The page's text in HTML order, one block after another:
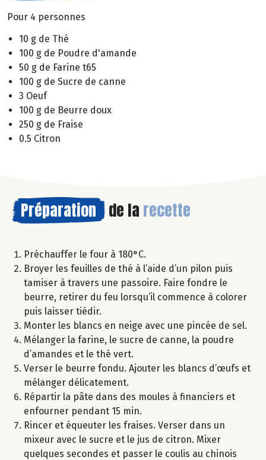
Pour 4 personnes
10 g de Thé
100 g de Poudre d'amande
50 g de Farine t65
100 g de Sucre de canne
3 Oeuf
100 g de Beurre doux
250 g de Fraise
0.5 Citron
Préparation de la recette
Préchauffer le four à 180°C.
Broyer les feuilles de thé à l’aide d’un pilon puis
tamiser à travers une passoire. Faire fondre le
beurre, retirer du feu lorsqu’il commence à colorer
puis laisser tiédir.
Monter les blancs en neige avec une pincée de sel.
Mélanger la farine, le sucre de canne, la poudre
d’amandes et le thé vert.
Verser le beurre fondu. Ajouter les blancs d’œufs et
mélanger délicatement.
Répartir la pâte dans des moules à financiers et
enfourner pendant 15 min.
Rincer et équeuter les fraises. Verser dans un
mixeur avec le sucre et le jus de citron. Mixer
quelques secondes et passer le coulis au chinois